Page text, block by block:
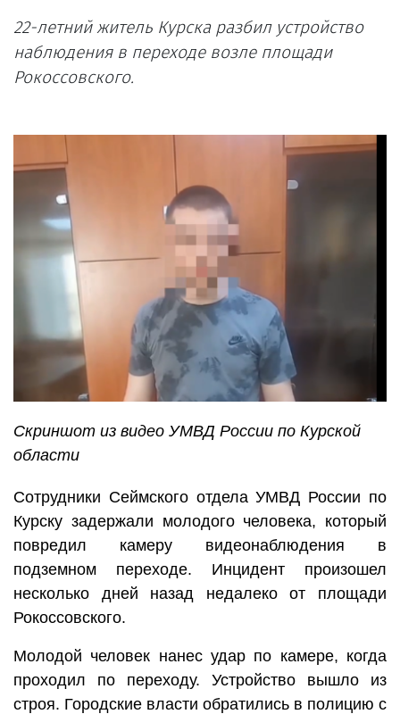
22-летний житель Курска разбил устройство
наблюдения в переходе возле площади
Рокоссовского.
Скриншот из видео УМВД России по Курской
области
Сотрудники Сеймского отдела УМВД России по
Курску задержали молодого человека, который
повредил камеру видеонаблюдения в
подземном переходе. Инцидент произошел
несколько дней назад недалеко от площади
Рокоссовского.
Молодой человек нанес удар по камере, когда
проходил по переходу. Устройство вышло из
строя. Городские власти обратились в полицию с